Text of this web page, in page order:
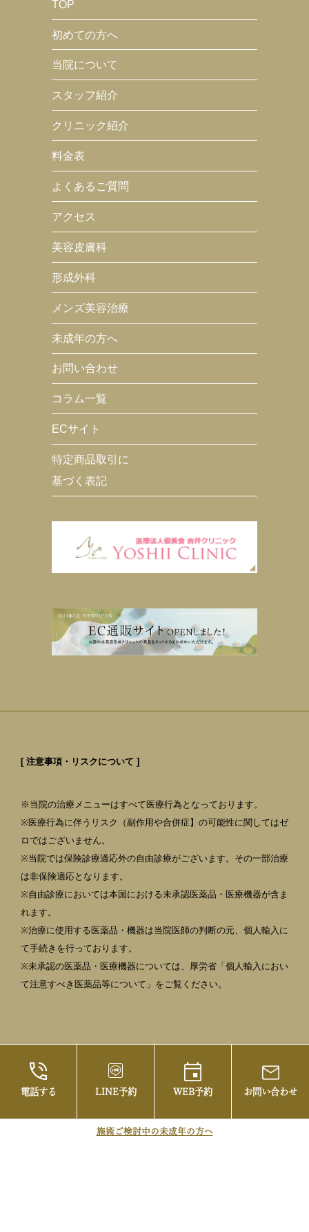
電話する LINE予約 WEB予約 お問い合わせ
施術ご検討中の未成年の方へ
TOP
初めての方へ
当院について
スタッフ紹介
クリニック紹介
料金表
よくあるご質問
アクセス
美容皮膚科
形成外科
メンズ美容治療
未成年の方へ
お問い合わせ
コラム一覧
ECサイト
特定商品取引に
基づく表記
[ 注意事項・リスクについて ]
※当院の治療メニューはすべて医療行為となっております。
※医療行為に伴うリスク（副作用や合併症】の可能性に関してはゼ
ロではございません。
※当院では保険診療適応外の自由診療がございます。その一部治療
は非保険適応となります。
※自由診療においては本国における未承認医薬品・医療機器が含ま
れます。
※治療に使用する医薬品・機器は当院医師の判断の元、個人輸入に
て手続きを行っております。
※未承認の医薬品・医療機器については、厚労省「個人輸入におい
て注意すべき医薬品等について」をご覧ください。
らお茶の水美容形成クリニック